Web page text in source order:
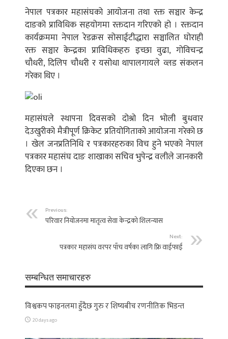
नेपाल पत्रकार महासंघको आयोजना तथा रक्त सञ्चार केन्द्र
दाङको प्राविधिक सहयोगमा रक्तदान गरिएको हो । रक्तदान
कार्यक्रममा नेपाल रेडक्रस सोसाईटीद्धारा सञ्चालित घोराही
रक्त सञ्चार केन्द्रका प्राविधिकहरु इच्छा वुढा, गोविचन्द्र
चौधरी, दिलिप चौधरी र यसोधा थापालगायले व्लड संकलन
गरेका थिए ।
महासंघले स्थापना दिवसको दोश्रो दिन भोली बुधवार
देउखुरीको मैत्रीपूर्ण क्रिकेट प्रतियोगिताको आयोजना गरेको छ
। खेल जनप्रतिनिधि र पत्रकारहरुका विच हुने भएको नेपाल
पत्रकार महासंघ दाङ शाखाका सचिव भुपेन्द्र वलीले जानकारी
दिएका छन ।
Previous:
परिवार नियोजनमा मातृत्व सेवा केन्द्रको शिलन्यास
Next:
पत्रकार महासंघ वरपर पाँच वर्षका लागि फ्रि वाईफाई
सम्बन्धित समाचारहरु
विश्वकप फाइनलमा हुँदैछ गुरु र शिष्यबीच रणनीतिक भिडन्त
20 days ago